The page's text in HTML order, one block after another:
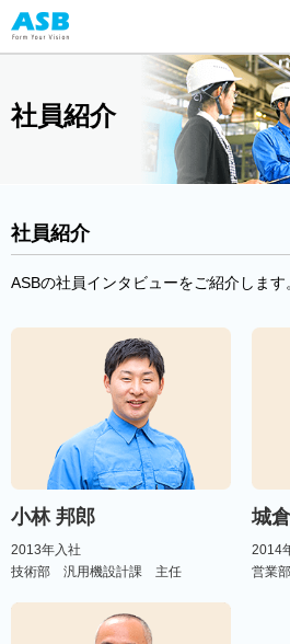
社員紹介
社員紹介
ASBの社員インタビューをご紹介します
小林 邦郎
2013年入社
技術部 汎用機設計課 主任
城
2014
営業